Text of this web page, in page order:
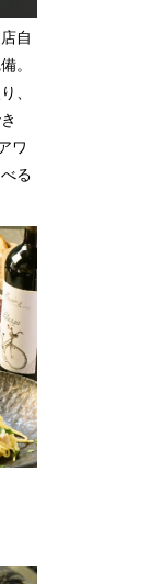
自
。
、
ワ
る